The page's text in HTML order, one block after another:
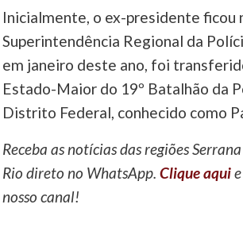
Inicialmente, o ex-presidente ficou
Superintendência Regional da
em janeiro deste ano, foi
Estado-Maior do 19º Batalhão da
Distrito Federal, conhecido como
Receba as notícias das regiões
Rio direto no WhatsApp.Clique aqui
nosso canal!